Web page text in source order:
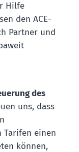
Hilfe
den ACE-
Partner und
des
uns, dass
Tarifen einen
können,